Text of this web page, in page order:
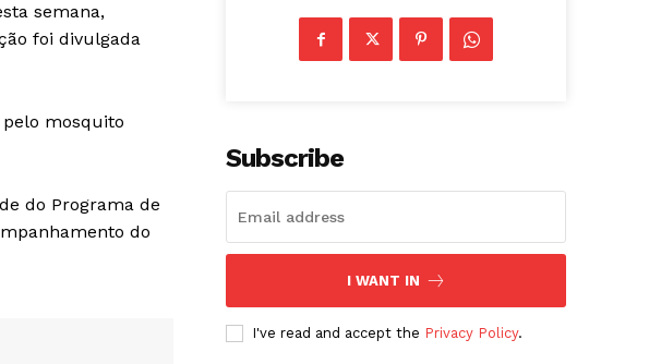
semana,
foi divulgada
mosquito
do Programa de
do
Subscribe
I WANT IN
I've read and accept the Privacy Policy.